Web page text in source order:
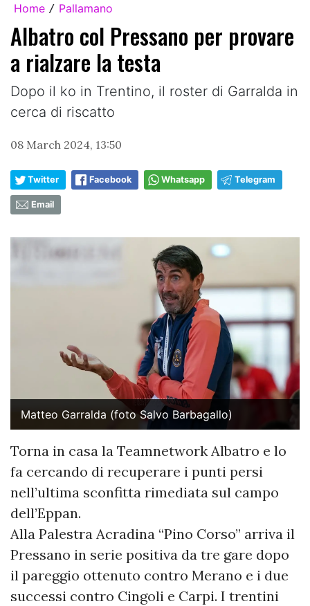
Home / Pallamano
Albatro col Pressano per provare
a rialzare la testa
Dopo il ko in Trentino, il roster di Garralda in
cerca di riscatto
08 March 2024, 13:50
Twitter Facebook Whatsapp Telegram
Email
Matteo Garralda (foto Salvo Barbagallo)
Torna in casa la Teamnetwork Albatro e lo
fa cercando di recuperare i punti persi
nell’ultima sconfitta rimediata sul campo
dell’Eppan.
Alla Palestra Acradina “Pino Corso” arriva il
Pressano in serie positiva da tre gare dopo
il pareggio ottenuto contro Merano e i due
successi contro Cingoli e Carpi. I trentini